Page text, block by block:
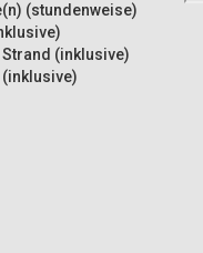
(stundenweise)
(inklusive)